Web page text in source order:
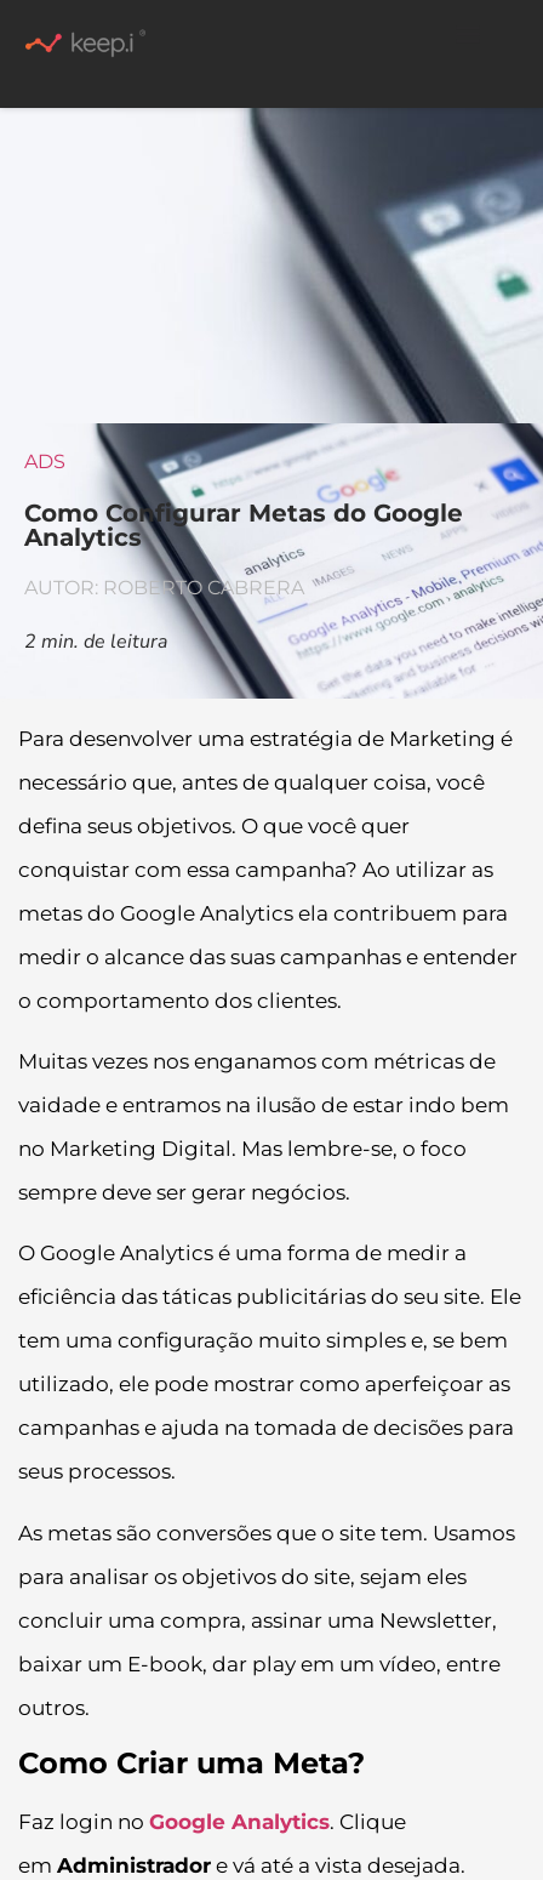
ADS
Como Configurar Metas do Google
Analytics
AUTOR: ROBERTO CABRERA
2 min. de leitura
Para desenvolver uma estratégia de Marketing é
necessário que, antes de qualquer coisa, você
defina seus objetivos. O que você quer
conquistar com essa campanha? Ao utilizar as
metas do Google Analytics ela contribuem para
medir o alcance das suas campanhas e entender
o comportamento dos clientes.
Muitas vezes nos enganamos com métricas de
vaidade e entramos na ilusão de estar indo bem
no Marketing Digital. Mas lembre-se, o foco
sempre deve ser gerar negócios.
O Google Analytics é uma forma de medir a
eficiência das táticas publicitárias do seu site. Ele
tem uma configuração muito simples e, se bem
utilizado, ele pode mostrar como aperfeiçoar as
campanhas e ajuda na tomada de decisões para
seus processos.
As metas são conversões que o site tem. Usamos
para analisar os objetivos do site, sejam eles
concluir uma compra, assinar uma Newsletter,
baixar um E-book, dar play em um vídeo, entre
outros.
Como Criar uma Meta?
Faz login no Google Analytics. Clique
em Administrador e vá até a vista desejada.